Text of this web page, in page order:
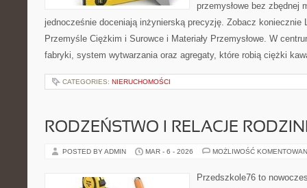
przemysłowe bez zbędnej
jednocześnie doceniają inżynierską precyzję. Zobacz koniecznie
Przemyśle Ciężkim i Surowce i Materiały Przemysłowe. W
fabryki, system wytwarzania oraz agregaty, które robią ciężki
CATEGORIES: NIERUCHOMOŚCI
RODZEŃSTWO I RELACJE
POSTED BY ADMIN MAR - 6 - 2026 MOŻLIWOŚĆ
Przedszkole76 to